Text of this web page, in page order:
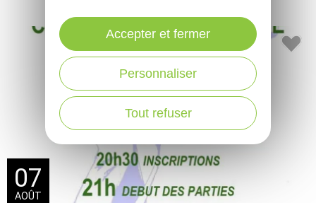
07
AOÛT
Tout refuser
Personnaliser
Accepter et fermer